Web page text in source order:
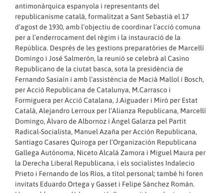
antimonàrquica espanyola i representants del
republicanisme català, formalitzat a Sant Sebastià el 17
d’agost de 1930, amb l’objectiu de coordinar l’acció comuna
per a l’enderrocament del règim i la instauració de la
República. Després de les gestions preparatòries de Marcel·lí
Domingo i José Salmerón, la reunió se celebrà al Casino
Republicano de la ciutat basca, sota la presidència de
Fernando Sasiaín i amb l’assistència de Macià Mallol i Bosch,
per Acció Republicana de Catalunya, M.Carrasco i
Formiguera per Acció Catalana, J.Aiguader i Miró per Estat
Català, Alejandro Lerroux per l’Alianza Republicana, Marcel·lí
Domingo, Álvaro de Albornoz i Ángel Galarza pel Partit
Radical-Socialista, Manuel Azaña per Acción Republicana,
Santiago Casares Quiroga per l’Organización Republicana
Gallega Autónoma, Niceto Alcalá Zamora i Miguel Maura per
la Derecha Liberal Republicana, i els socialistes Indalecio
Prieto i Fernando de los Ríos, a títol personal; també hi foren
invitats Eduardo Ortega y Gasset i Felipe Sánchez Román.